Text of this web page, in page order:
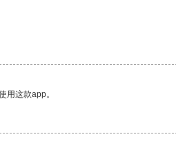
用这款app。